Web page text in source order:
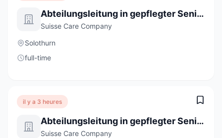
Abteilungsleitung in gepflegter Seniorenresidenz (100%)
Suisse Care Company
Solothurn
full-time
il y a 3 heures
Abteilungsleitung in gepflegter Seniorenresidenz (100%)
Suisse Care Company